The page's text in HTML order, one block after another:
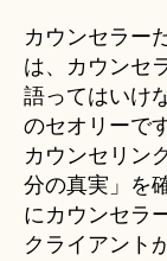
カウンセラー
は、カウンセ
語ってはいけ
のセオリーです
カウンセリン
分の真実」を
にカウンセラ
クライアント